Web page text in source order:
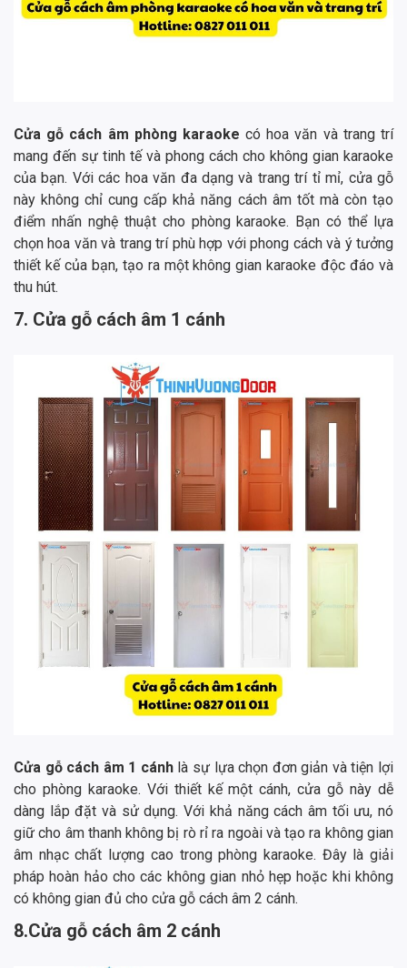
Cửa gỗ cách âm phòng karaokecó hoa văn và trang trí
mang đến sự tinh tế và phong cách cho không gian karaoke
của bạn. Với các hoa văn đa dạng và trang trí tỉ mỉ, cửa gỗ
này không chỉ cung cấp khả năng cách âm tốt mà còn tạo
điểm nhấn nghệ thuật cho phòng karaoke. Bạn có thể lựa
chọn hoa văn và trang trí phù hợp với phong cách và ý tưởng
thiết kế của bạn, tạo ra một không gian karaoke độc đáo và
thu hút.
7. Cửa gỗ cách âm 1 cánh
Cửa gỗ cách âm 1 cánhlà sự lựa chọn đơn giản và tiện lợi
cho phòng karaoke. Với thiết kế một cánh, cửa gỗ này dễ
dàng lắp đặt và sử dụng. Với khả năng cách âm tối ưu, nó
giữ cho âm thanh không bị rò rỉ ra ngoài và tạo ra không gian
âm nhạc chất lượng cao trong phòng karaoke. Đây là giải
pháp hoàn hảo cho các không gian nhỏ hẹp hoặc khi không
có không gian đủ cho cửa gỗ cách âm 2 cánh.
8.Cửa gỗ cách âm 2 cánh